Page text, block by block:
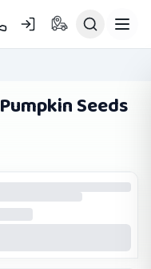
Pumpkin Seeds